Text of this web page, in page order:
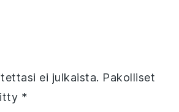
ei julkaista. Pakolliset
*